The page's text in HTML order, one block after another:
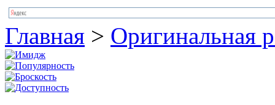
Главная > Оригинальная